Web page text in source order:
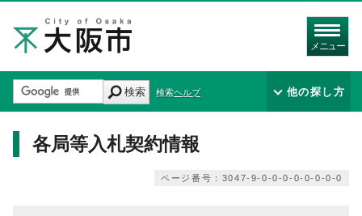
メニュー
検索 検索ヘルプ 他の探し方
各局等入札契約情報
ページ番号：3047-9-0-0-0-0-0-0-0-0